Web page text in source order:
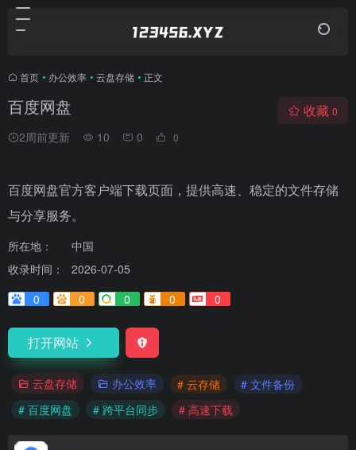
首页 • 办公效率 • 云盘存储 • 正文
百度网盘
2周前更新 10 0 0
收藏 0
百度网盘官方客户端下载页面，提供高速、稳定的文件存储
与分享服务。
所在地：
中国
收录时间：
2026-07-05
0
0 0 0 0
打开网站
云盘存储 办公效率 # 云存储
# 文件备份
# 百度网盘
# 跨平台同步 # 高速下载